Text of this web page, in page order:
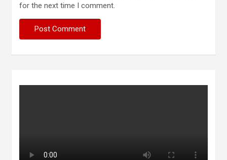
for the next time I comment.